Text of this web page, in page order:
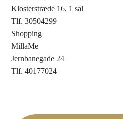
Klosterstræde 16, 1 sal
Tlf. 30504299
Shopping
MillaMe
Jernbanegade 24
Tlf. 40177024